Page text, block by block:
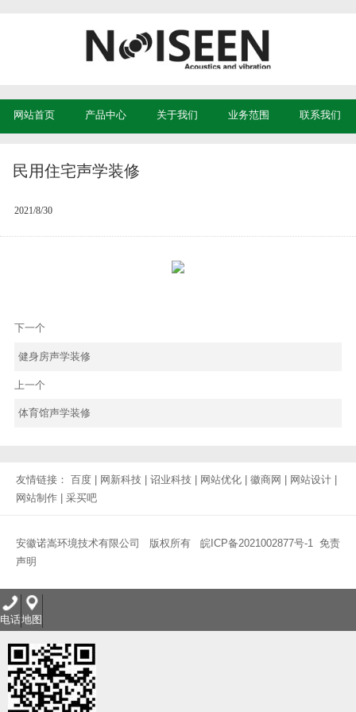
网站首页 产品中心 关于我们 业务范围 联系我们
民用住宅声学装修
2021/8/30
下一个
健身房声学装修
上一个
体育馆声学装修
友情链接： 百度 | 网新科技 | 诏业科技 | 网站优化 | 徽商网 | 网站设计 |
网站制作 | 采买吧
安徽诺嵩环境技术有限公司 版权所有 皖ICP备2021002877号-1
免责
声明
电话地图